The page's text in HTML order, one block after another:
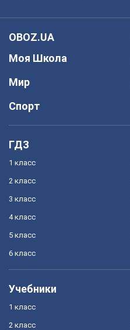
OBOZ.UA
Моя Школа
Мир
Спорт
ГДЗ
1 класс
2 класс
3 класс
4 класс
5 класс
6 класс
Учебники
1 класс
2 класс